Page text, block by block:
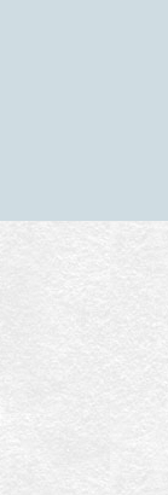
тяжесть на
Победы
войне